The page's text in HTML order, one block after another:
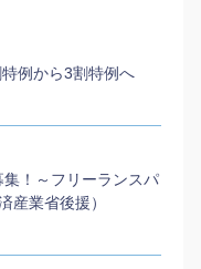
例から3割特例へ
集！～フリーランスパ
産業省後援）